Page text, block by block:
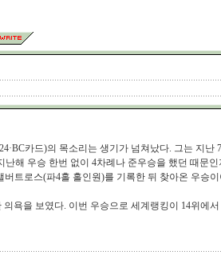
카드)의 목소리는 생기가 넘쳐났다. 그는 지
해 우승 한번 없이 4차례나 준우승을 했던 때문
트로스(파4홀 홀인원)를 기록한 뒤 찾아온 우승
욕을 보였다. 이번 우승으로 세계랭킹이 14위에